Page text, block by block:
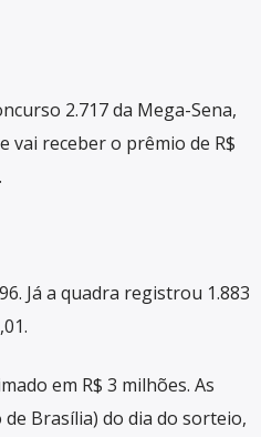
2.717 da Mega-Sena,
vai receber o prêmio de R$
Já a quadra registrou 1.883
em R$ 3 milhões. As
Brasília) do dia do sorteio,